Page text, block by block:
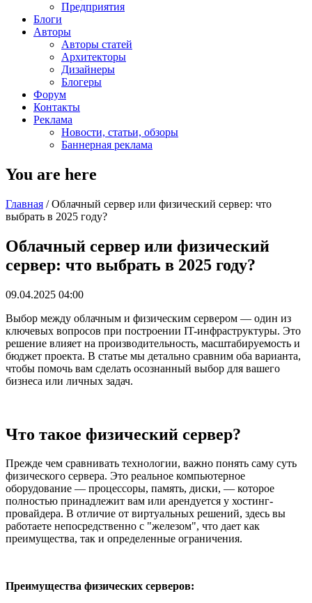
Предприятия
Блоги
Авторы
Авторы статей
Архитекторы
Дизайнеры
Блогеры
Форум
Контакты
Реклама
Новости, статьи, обзоры
Баннерная реклама
You are here
Главная / Облачный сервер или физический сервер: что
выбрать в 2025 году?
Облачный сервер или физический
сервер: что выбрать в 2025 году?
09.04.2025 04:00
Выбор между облачным и физическим сервером — один из
ключевых вопросов при построении IT-инфраструктуры. Это
решение влияет на производительность, масштабируемость и
бюджет проекта. В статье мы детально сравним оба варианта,
чтобы помочь вам сделать осознанный выбор для вашего
бизнеса или личных задач.
Что такое физический сервер?
Прежде чем сравнивать технологии, важно понять саму суть
физического сервера. Это реальное компьютерное
оборудование — процессоры, память, диски, — которое
полностью принадлежит вам или арендуется у хостинг-
провайдера. В отличие от виртуальных решений, здесь вы
работаете непосредственно с "железом", что дает как
преимущества, так и определенные ограничения.
Преимущества физических серверов: